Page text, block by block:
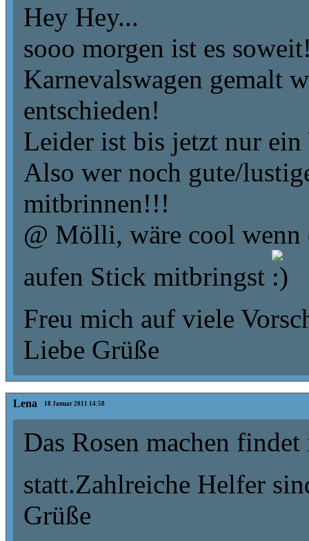
Hey Hey...
sooo morgen ist es
Karnevalswagen gemalt
entschieden!
Leider ist bis jetzt nur
Also wer noch gute/
mitbrinnen!!!
@ Mölli, wäre cool wenn
aufen Stick mitbringst
Freu mich auf viele
Liebe Grüße
Lena 18 Januar 2011 14:58
Das Rosen machen
statt.Zahlreiche Helfer
Grüße